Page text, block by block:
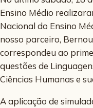
Ensino Médio
Nacional do Ensino
nosso parceiro,
correspondeu ao
questões de
Ciências Humanas e
A aplicação de